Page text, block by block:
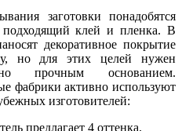
заготовки понадобятся
клей и пленка. В
декоративное покрытие
но для этих целей нужен
прочным основанием.
фабрики активно используют
изготовителей:
предлагает 4 оттенка.